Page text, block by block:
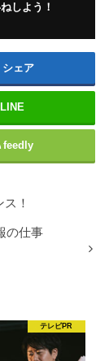
しよう！
シェア
LINE
feedly
！
の仕事
テレビPR